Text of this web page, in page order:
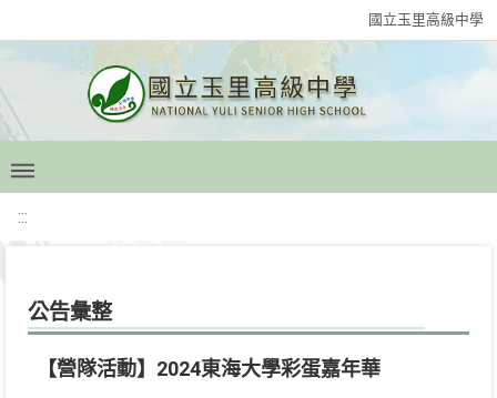
國立玉里高級中學
:::
公告彙整
【營隊活動】2024東海大學彩蛋嘉年華